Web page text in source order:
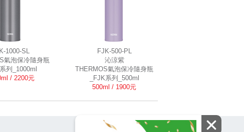
1000-SL
氣泡保冷隨身瓶
列_1000ml
/ 2200元
FJK-500-PL
沁涼紫
THERMOS氣泡保冷隨身瓶
_FJK系列_500ml
500ml / 1900元